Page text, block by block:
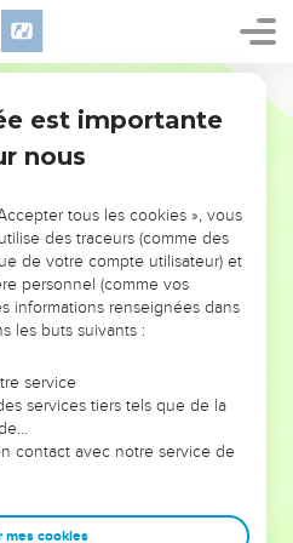
L’ÉVÉNEMENT
!
VOUS ÉVITER LES
?
voit moins les doutes, les erreurs
traversés, alors même que ce
les ont façonnés.
entrepreneurs, et responsables
sagesse afin que leurs erreurs
est importante
nous
tous les cookies », vous
des traceurs (comme des
de votre compte utilisateur) et
personnel (comme vos
informations renseignées dans
les buts suivants :
service
services tiers tels que de la
contact avec notre service de
mes cookies